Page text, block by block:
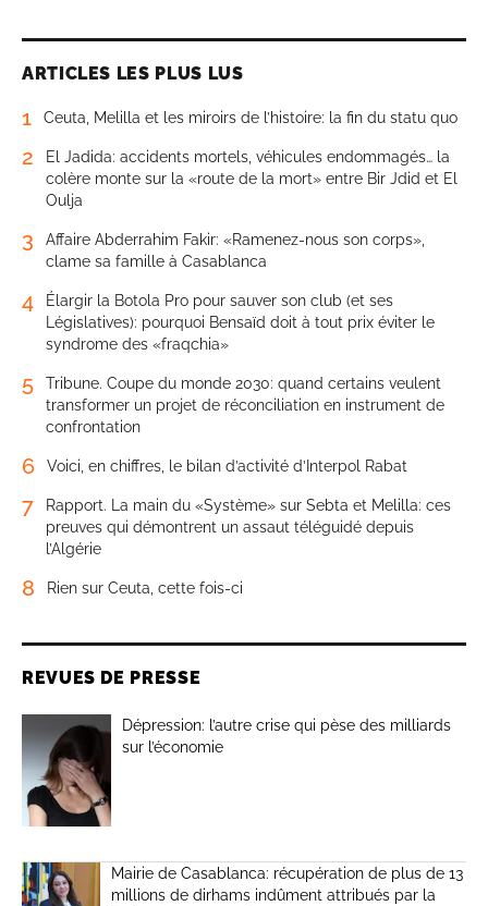
ARTICLES LES PLUS LUS
1 Ceuta, Melilla et les miroirs de l’histoire: la fin du statu quo
2
El Jadida: accidents mortels, véhicules endommagés… la
colère monte sur la «route de la mort» entre Bir Jdid et El
Oulja
3
Affaire Abderrahim Fakir: «Ramenez-nous son corps»,
clame sa famille à Casablanca
4
Élargir la Botola Pro pour sauver son club (et ses
Législatives): pourquoi Bensaïd doit à tout prix éviter le
syndrome des «fraqchia»
5
Tribune. Coupe du monde 2030: quand certains veulent
transformer un projet de réconciliation en instrument de
confrontation
6 Voici, en chiffres, le bilan d’activité d’Interpol Rabat
7
Rapport. La main du «Système» sur Sebta et Melilla: ces
preuves qui démontrent un assaut téléguidé depuis
l’Algérie
8 Rien sur Ceuta, cette fois-ci
REVUES DE PRESSE
Dépression: l’autre crise qui pèse des milliards
sur l’économie
Mairie de Casablanca: récupération de plus de 13
millions de dirhams indûment attribués par la